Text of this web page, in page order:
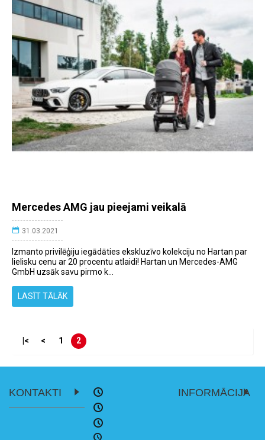
Mercedes AMG jau pieejami veikalā
31.03.2021
Izmanto privilēģiju iegādāties ekskluzīvo kolekciju no Hartan par
lielisku cenu ar 20 procentu atlaidi! Hartan un Mercedes-AMG
GmbH uzsāk savu pirmo k...
LASĪT TĀLĀK
|< < 1 2
KONTAKTI INFORMĀCIJA